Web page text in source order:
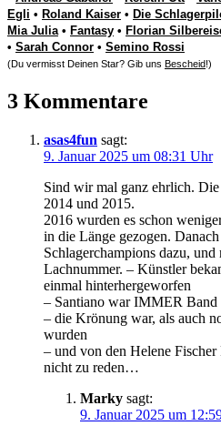
Egli • Roland Kaiser • Die
Mia Julia • Fantasy • Florian
• Sarah Connor • Semino Rossi
(Du vermisst Deinen Star? Gib uns Bescheid!)
3 Kommentare
asas4fun sagt:
9. Januar 2025 um 08:31 Uhr
Sind wir mal ganz ehrlich.
2014 und 2015.
2016 wurden es schon
in die Länge gezogen.
Schlagerchampions dazu, und
Lachnummer. – Künstler
einmal hinterhergeworfen
– Santiano war IMMER Band
– die Krönung war, als auch
wurden
– und von den Helene Fischer
nicht zu reden…
Marky sagt:
9. Januar 2025 um